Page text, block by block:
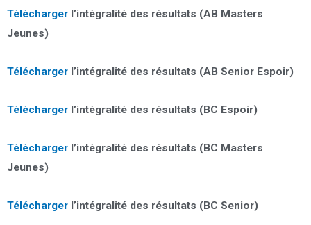
Télécharger l’intégralité des résultats (AB Masters
Jeunes)
Télécharger l’intégralité des résultats (AB Senior Espoir)
Télécharger l’intégralité des résultats (BC Espoir)
Télécharger l’intégralité des résultats (BC Masters
Jeunes)
Téléc harger l’intégralité des résultats (BC Senior)